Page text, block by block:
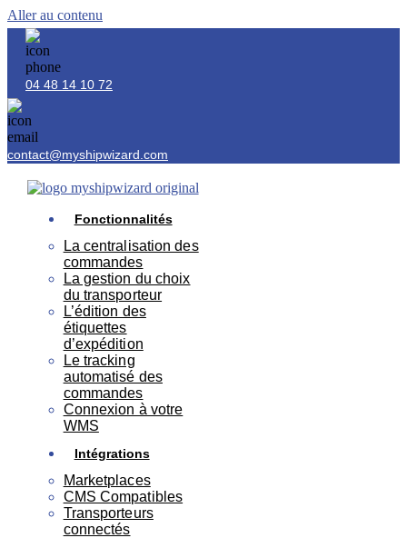
Aller au contenu
04 48 14 10 72
contact@myshipwizard.com
Fonctionnalités
La centralisation des
commandes
La gestion du choix
du transporteur
L’édition des
étiquettes
d’expédition
Le tracking
automatisé des
commandes
Connexion à votre
WMS
Intégrations
Marketplaces
CMS Compatibles
Transporteurs
connectés